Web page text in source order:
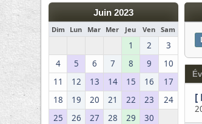
Juin 2023
Dim Lun Mar Mer Jeu Ven Sam
1 2
3
4
5 6 7 8 9
10
11
12 13 14 15 16
17
18
19 20 21 22 23
24
25
26 27 28 29 30
[